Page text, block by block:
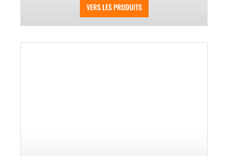
VERS LES PRODUITS